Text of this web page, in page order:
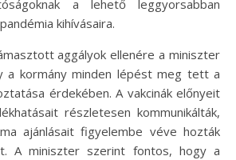
a lehető leggyorsabban
kihívásaira.
aggályok ellenére a miniszter
a kormány minden lépést meg tett a
érdekében. A vakcinák előnyeit
részletesen kommunikálták,
ajánlásait figyelembe véve hozták
A miniszter szerint fontos, hogy a